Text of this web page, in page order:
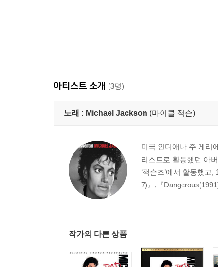
아티스트 소개 (3명)
노래 : Michael Jackson (마이클 잭슨)
미국 인디애나 주 게리
리스트로 활동했던 아
‘잭슨즈’에서 활동했
7)』,『
작가의 다른 상품